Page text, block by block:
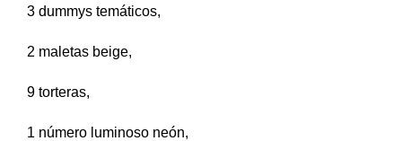
3 dummys temáticos,
2 maletas beige,
9 torteras,
1 número luminoso neón,